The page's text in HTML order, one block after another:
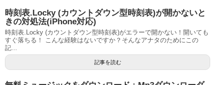
時刻表.Locky (カウントダウン型時刻表)が開かないと
きの対処法(iPhone対応)
時刻表.Locky (カウントダウン型時刻表)がエラーで開かない！開いても
すぐ落ちる！ こんな経験はないですか？そんなアナタのためにこの
記...
記事を読む